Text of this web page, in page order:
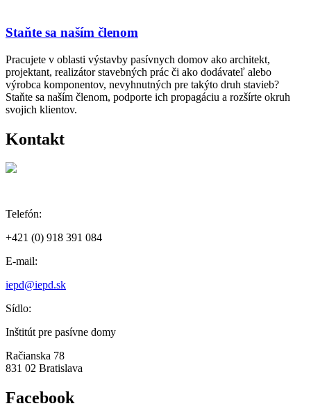
Staňte sa naším členom
Pracujete v oblasti výstavby pasívnych domov ako architekt,
projektant, realizátor stavebných prác či ako dodávateľ alebo
výrobca komponentov, nevyhnutných pre takýto druh stavieb?
Staňte sa naším členom, podporte ich propagáciu a rozšírte okruh
svojich klientov.
Kontakt
Telefón:
+421 (0) 918 391 084
E-mail:
iepd@iepd.sk
Sídlo:
Inštitút pre pasívne domy
Račianska 78
831 02 Bratislava
Facebook